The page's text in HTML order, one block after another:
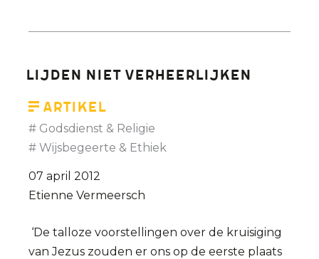
en
Tom
Schoepen
12
mei
Lijden niet verheerlijken
Artikel
Godsdienst & Religie
Wijsbegeerte & Ethiek
07 april 2012
Etienne Vermeersch
‘De talloze voorstellingen over de kruisiging
van Jezus zouden er ons op de eerste plaats